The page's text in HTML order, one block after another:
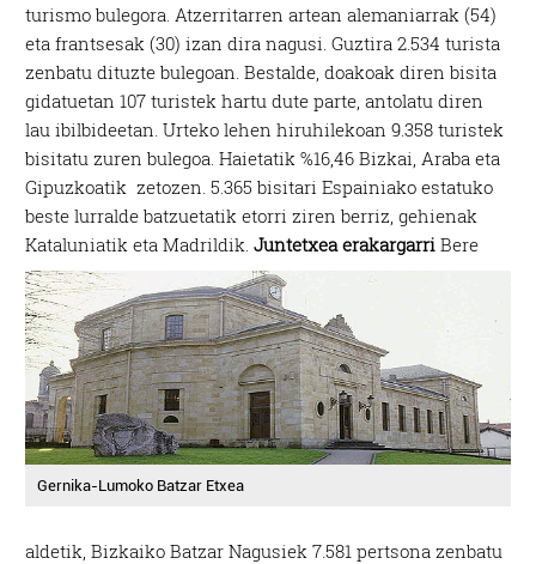
turismo bulegora. Atzerritarren artean alemaniarrak (54)
eta frantsesak (30) izan dira nagusi. Guztira 2.534 turista
zenbatu dituzte bulegoan. Bestalde, doakoak diren bisita
gidatuetan 107 turistek hartu dute parte, antolatu diren
lau ibilbideetan. Urteko lehen hiruhilekoan 9.358 turistek
bisitatu zuren bulegoa. Haietatik %16,46 Bizkai, Araba eta
Gipuzkoatik zetozen. 5.365 bisitari Espainiako estatuko
beste lurralde batzuetatik etorri ziren berriz, gehienak
Kataluniatik eta Madrildik.
Gernika-Lumoko Batzar Etxea
Juntetxea erakargarri Bere
aldetik, Bizkaiko Batzar Nagusiek 7.581 pertsona zenbatu